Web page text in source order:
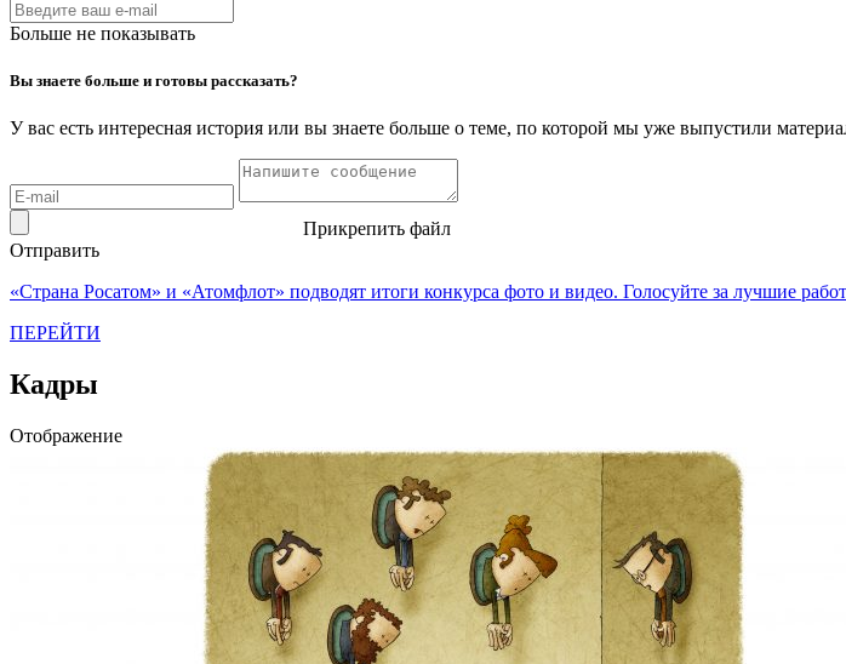
Больше не показывать
Вы знаете больше и готовы рассказать?
У вас есть интересная история или вы знаете больше о теме, по которой мы уже выпустили
Прикрепить файл
Отправить
«Страна Росатом» и «Атомфлот» подводят итоги конкурса фото и видео. Голосуйте за лучшие
ПЕРЕЙТИ
Кадры
Отображение